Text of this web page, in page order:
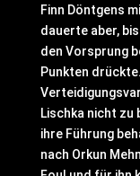
Finn Döntgens
dauerte aber,
den Vorsprung
Punkten
Lischka nicht
ihre Führung
nach Orkun